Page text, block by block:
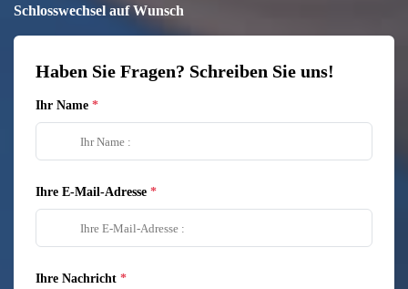
Schlosswechsel auf Wunsch
Haben Sie Fragen? Schreiben Sie uns!
Ihr Name
Ihre E-Mail-Adresse
Ihre Nachricht